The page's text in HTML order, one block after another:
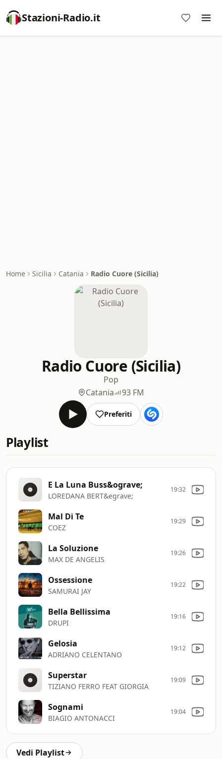
Stazioni-Radio.it
Home Sicilia Catania Radio Cuore (Sicilia)
Radio Cuore (Sicilia)
Pop
Catania
93 FM
Preferiti
Playlist
E La Luna Buss&ograve;
LOREDANA BERT&egrave;
19:32
Mal Di Te
COEZ
19:29
La Soluzione
MAX DE ANGELIS
19:26
Ossessione
SAMURAI JAY
19:22
Bella Bellissima
DRUPI
19:16
Gelosia
ADRIANO CELENTANO
19:12
Superstar
TIZIANO FERRO FEAT GIORGIA
19:09
Sognami
BIAGIO ANTONACCI
19:04
Vedi Playlist